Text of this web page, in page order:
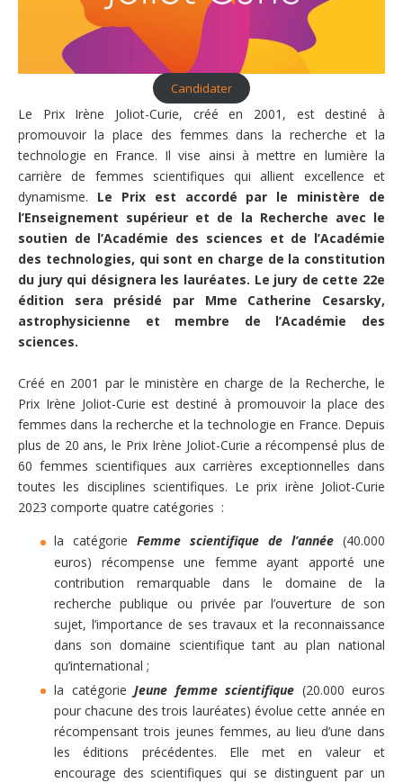
Candidater
Le Prix Irène Joliot-Curie, créé en 2001, est destiné à
promouvoir la place des femmes dans la recherche et la
technologie en France. Il vise ainsi à mettre en lumière la
carrière de femmes scientifiques qui allient excellence et
dynamisme. Le Prix est accordé par le ministère de
l’Enseignement supérieur et de la Recherche avec le
soutien de l’Académie des sciences et de l’Académie
des technologies, qui sont en charge de la constitution
du jury qui désignera les lauréates. Le jury de cette 22e
édition sera présidé par Mme Catherine Cesarsky,
astrophysicienne et membre de l’Académie des
sciences.
Créé en 2001 par le ministère en charge de la Recherche, le
Prix Irène Joliot-Curie est destiné à promouvoir la place des
femmes dans la recherche et la technologie en France. Depuis
plus de 20 ans, le Prix Irène Joliot-Curie a récompensé plus de
60 femmes scientifiques aux carrières exceptionnelles dans
toutes les disciplines scientifiques. Le prix irène Joliot-Curie
2023 comporte quatre catégories :
la catégorie Femme scientifique de l’année (40.000
euros) récompense une femme ayant apporté une
contribution remarquable dans le domaine de la
recherche publique ou privée par l’ouverture de son
sujet, l’importance de ses travaux et la reconnaissance
dans son domaine scientifique tant au plan national
qu’international ;
la catégorie Jeune femme scientifique (20.000 euros
pour chacune des trois lauréates) évolue cette année en
récompensant trois jeunes femmes, au lieu d’une dans
les éditions précédentes. Elle met en valeur et
encourage des scientifiques qui se distinguent par un